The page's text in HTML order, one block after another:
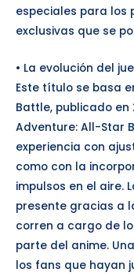
especiales para los
exclusivas que se
• La evolución del
Este título se basa
Battle, publicado en
Adventure: All-Star
experiencia con
como con la
impulsos en el aire.
presente gracias a
corren a cargo de
parte del anime.
los fans que hayan